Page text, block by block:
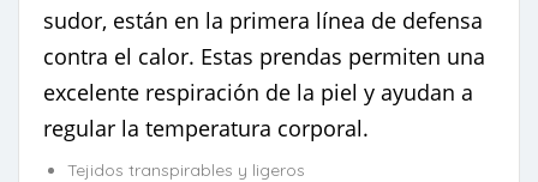
sudor, están en la primera línea de defensa
contra el calor. Estas prendas permiten una
excelente respiración de la piel y ayudan a
regular la temperatura corporal.
Tejidos transpirables y ligeros